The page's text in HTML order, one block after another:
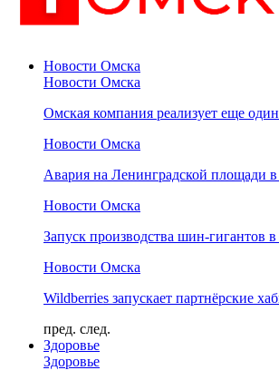
Новости Омска
Новости Омска
Омская компания реализует еще
Новости Омска
Авария на Ленинградской площади в
Новости Омска
Запуск производства шин-гигантов
Новости Омска
Wildberries запускает партнёрские
пред. след.
Здоровье
Здоровье